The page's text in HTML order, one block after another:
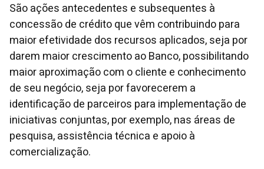
São ações antecedentes e subsequentes à
concessão de crédito que vêm contribuindo para
maior efetividade dos recursos aplicados, seja por
darem maior crescimento ao Banco, possibilitando
maior aproximação com o cliente e conhecimento
de seu negócio, seja por favorecerem a
identificação de parceiros para implementação de
iniciativas conjuntas, por exemplo, nas áreas de
pesquisa, assistência técnica e apoio à
comercialização.